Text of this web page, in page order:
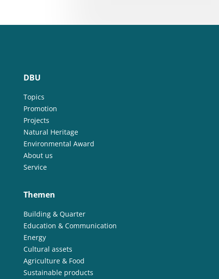
DBU
Topics
Promotion
Projects
Natural Heritage
Environmental Award
About us
Service
Themen
Building & Quarter
Education & Communication
Energy
Cultural assets
Agriculture & Food
Sustainable products